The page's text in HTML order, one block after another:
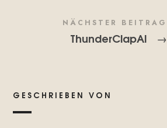
NÄCHSTER BEITRAG
ThunderClapAI →
GESCHRIEBEN VON